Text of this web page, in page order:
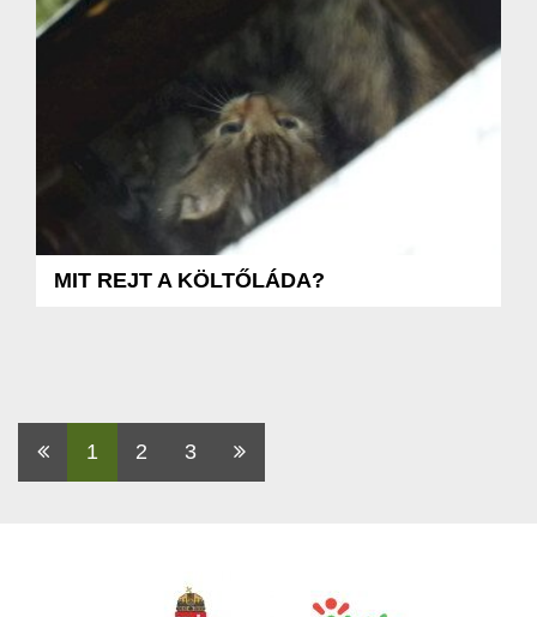
MIT REJT A KÖLTŐLÁDA?
Első 1 2 3
Utolsó